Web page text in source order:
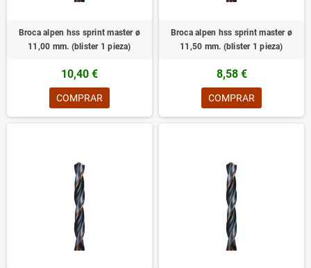
Broca alpen hss sprint master ø
11,00 mm. (blister 1 pieza)
10,40 €
COMPRAR
Broca alpen hss sprint master ø
11,50 mm. (blister 1 pieza)
8,58 €
COMPRAR